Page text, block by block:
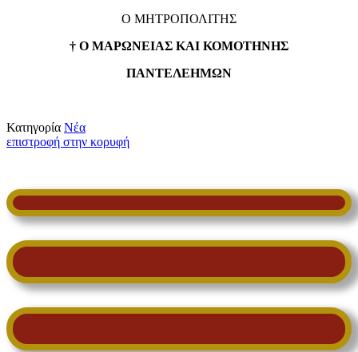
Ο ΜΗΤΡΟΠΟΛΙΤΗΣ
† Ο ΜΑΡΩΝΕΙΑΣ ΚΑΙ ΚΟΜΟΤΗΝΗΣ
ΠΑΝΤΕΛΕΗΜΩΝ
Κατηγορία Νέα
επιστροφή στην κορυφή